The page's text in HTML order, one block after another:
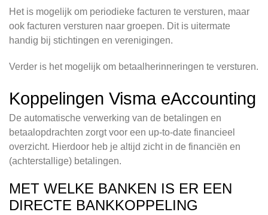
Het is mogelijk om periodieke facturen te versturen, maar
ook facturen versturen naar groepen. Dit is uitermate
handig bij stichtingen en verenigingen.
Verder is het mogelijk om betaalherinneringen te versturen.
Koppelingen Visma eAccounting
De automatische verwerking van de betalingen en
betaalopdrachten zorgt voor een up-to-date financieel
overzicht. Hierdoor heb je altijd zicht in de financiën en
(achterstallige) betalingen.
MET WELKE BANKEN IS ER EEN
DIRECTE BANKKOPPELING